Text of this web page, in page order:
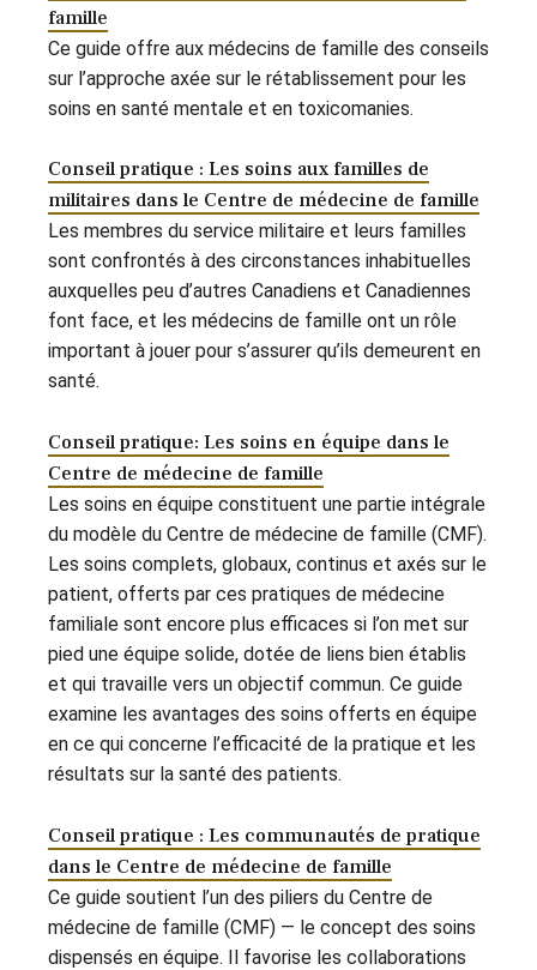
famille
Ce guide offre aux médecins de famille des conseils
sur l’approche axée sur le rétablissement pour les
soins en santé mentale et en toxicomanies.
Conseil pratique : Les soins aux familles de
militaires dans le Centre de médecine de famille
Les membres du service militaire et leurs familles
sont confrontés à des circonstances inhabituelles
auxquelles peu d’autres Canadiens et Canadiennes
font face, et les médecins de famille ont un rôle
important à jouer pour s’assurer qu’ils demeurent en
santé.
Conseil pratique: Les soins en équipe dans le
Centre de médecine de famille
Les soins en équipe constituent une partie intégrale
du modèle du Centre de médecine de famille (CMF).
Les soins complets, globaux, continus et axés sur le
patient, offerts par ces pratiques de médecine
familiale sont encore plus efficaces si l’on met sur
pied une équipe solide, dotée de liens bien établis
et qui travaille vers un objectif commun. Ce guide
examine les avantages des soins offerts en équipe
en ce qui concerne l’efficacité de la pratique et les
résultats sur la santé des patients.
Conseil pratique : Les communautés de pratique
dans le Centre de médecine de famille
Ce guide soutient l’un des piliers du Centre de
médecine de famille (CMF) — le concept des soins
dispensés en équipe. Il favorise les collaborations